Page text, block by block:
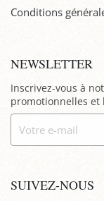
Conditions
NEWSLETTER
Inscrivez-vous à
promotionnelles et
SUIVEZ-NOUS